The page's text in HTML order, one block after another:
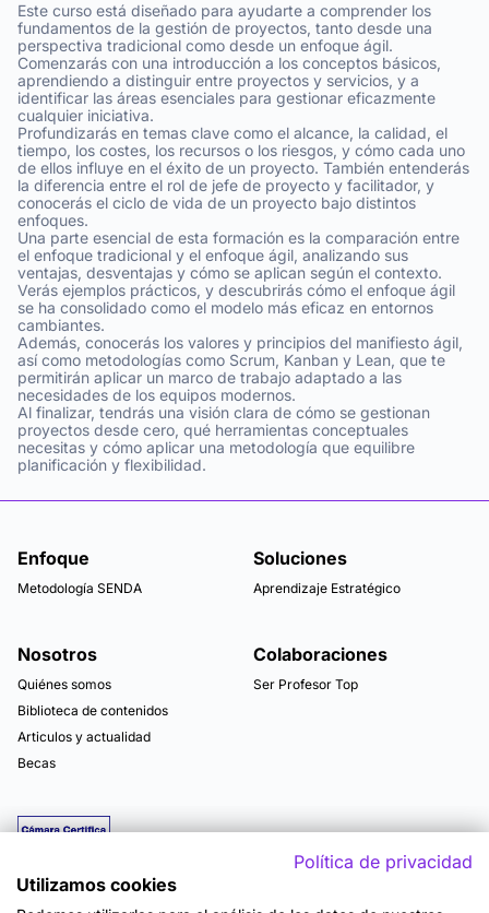
Este curso está diseñado para ayudarte a comprender los
fundamentos de la gestión de proyectos, tanto desde una
perspectiva tradicional como desde un enfoque ágil.
Comenzarás con una introducción a los conceptos básicos,
aprendiendo a distinguir entre proyectos y servicios, y a
identificar las áreas esenciales para gestionar eficazmente
cualquier iniciativa.
Profundizarás en temas clave como el alcance, la calidad, el
tiempo, los costes, los recursos o los riesgos, y cómo cada uno
de ellos influye en el éxito de un proyecto. También entenderás
la diferencia entre el rol de jefe de proyecto y facilitador, y
conocerás el ciclo de vida de un proyecto bajo distintos
enfoques.
Una parte esencial de esta formación es la comparación entre
el enfoque tradicional y el enfoque ágil, analizando sus
ventajas, desventajas y cómo se aplican según el contexto.
Verás ejemplos prácticos, y descubrirás cómo el enfoque ágil
se ha consolidado como el modelo más eficaz en entornos
cambiantes.
Además, conocerás los valores y principios del manifiesto ágil,
así como metodologías como Scrum, Kanban y Lean, que te
permitirán aplicar un marco de trabajo adaptado a las
necesidades de los equipos modernos.
Al finalizar, tendrás una visión clara de cómo se gestionan
proyectos desde cero, qué herramientas conceptuales
necesitas y cómo aplicar una metodología que equilibre
planificación y flexibilidad.
Enfoque
Metodología SENDA
Soluciones
Aprendizaje Estratégico
Nosotros
Quiénes somos
Biblioteca de contenidos
Articulos y actualidad
Becas
Colaboraciones
Ser Profesor Top
Política de privacidad
Utilizamos cookies